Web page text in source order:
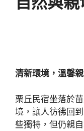
清新環境，溫馨
栗丘民宿坐落於
境，讓人彷彿回
些獨特，但仍親